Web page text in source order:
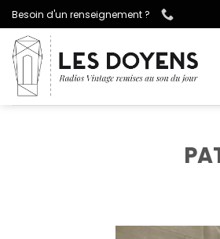
Passer
au
contenu
Besoin d'un renseignement ?